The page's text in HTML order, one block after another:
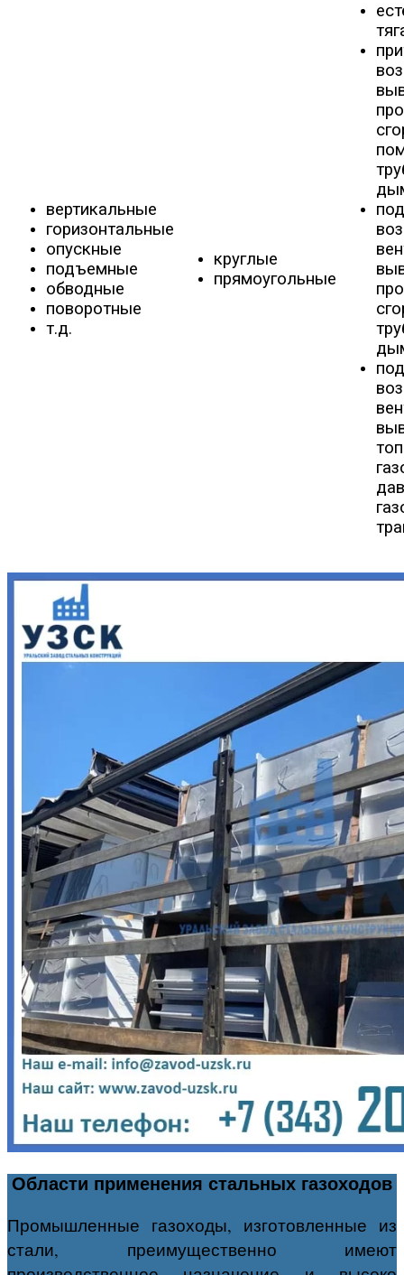
вертикальные
горизонтальные
опускные
подъемные
обводные
поворотные
т.д.
круглые
прямоугольные
Области применения стальных газоходов​
Промышленные газоходы, изготовленные из
стали, преимущественно имеют